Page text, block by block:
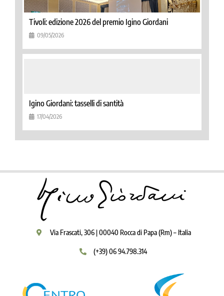
Tivoli: edizione 2026 del premio Igino Giordani
09/05/2026
Igino Giordani: tasselli di santità
17/04/2026
Via Frascati, 306 | 00040 Rocca di Papa (Rm) – Italia
(+39) 06 94.798.314